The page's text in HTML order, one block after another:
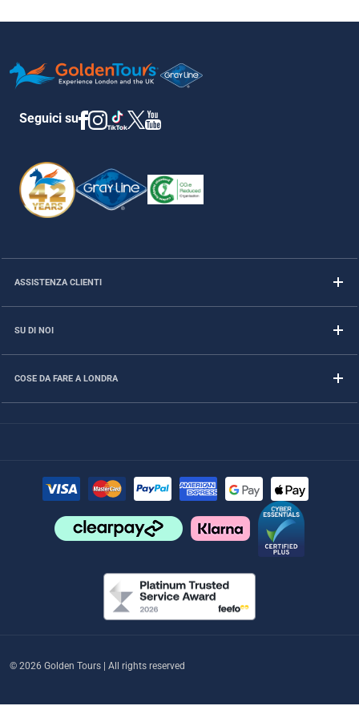
Seguici su
ASSISTENZA CLIENTI
SU DI NOI
COSE DA FARE A LONDRA
© 2026 Golden Tours | All rights reserved